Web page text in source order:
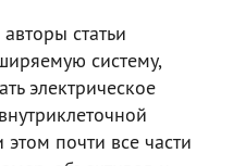
статьи
систему,
электрическое
почти все части